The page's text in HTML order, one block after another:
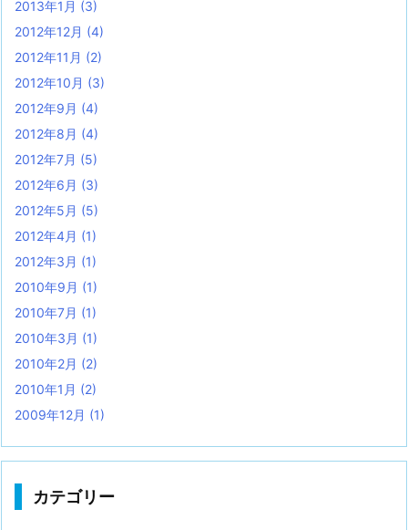
2013年1月 (3)
2012年12月 (4)
2012年11月 (2)
2012年10月 (3)
2012年9月 (4)
2012年8月 (4)
2012年7月 (5)
2012年6月 (3)
2012年5月 (5)
2012年4月 (1)
2012年3月 (1)
2010年9月 (1)
2010年7月 (1)
2010年3月 (1)
2010年2月 (2)
2010年1月 (2)
2009年12月 (1)
カテゴリー